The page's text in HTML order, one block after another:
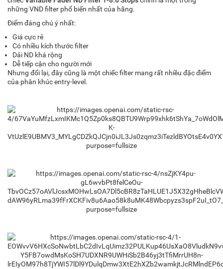
những VND filter phổ biến nhất của hãng.
Điểm đáng chú ý nhất:
Giá cực rẻ
Có nhiều kích thước filter
Dải ND khá rộng
Dễ tiếp cận cho người mới
Nhưng đổi lại, đây cũng là một chiếc filter mang rất nhiều đặc điểm
của phân khúc entry-level.